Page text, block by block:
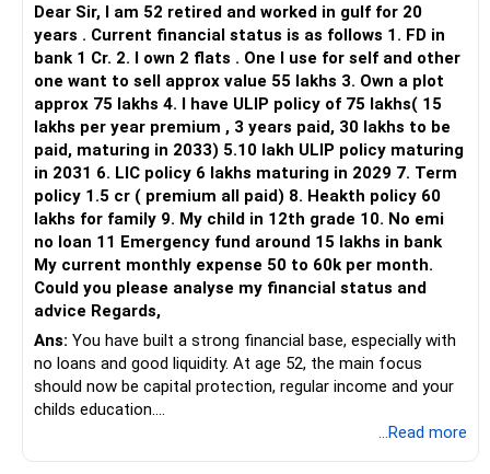
Dear Sir, I am 52 retired and worked in gulf for 20
years . Current financial status is as follows 1. FD in
bank 1 Cr. 2. I own 2 flats . One I use for self and other
one want to sell approx value 55 lakhs 3. Own a plot
approx 75 lakhs 4. I have ULIP policy of 75 lakhs( 15
lakhs per year premium , 3 years paid, 30 lakhs to be
paid, maturing in 2033) 5.10 lakh ULIP policy maturing
in 2031 6. LIC policy 6 lakhs maturing in 2029 7. Term
policy 1.5 cr ( premium all paid) 8. Heakth policy 60
lakhs for family 9. My child in 12th grade 10. No emi
no loan 11 Emergency fund around 15 lakhs in bank
My current monthly expense 50 to 60k per month.
Could you please analyse my financial status and
advice Regards,
Ans: You have built a strong financial base, especially with
no loans and good liquidity. At age 52, the main focus
should now be capital protection, regular income and your
childs education.
...Read more